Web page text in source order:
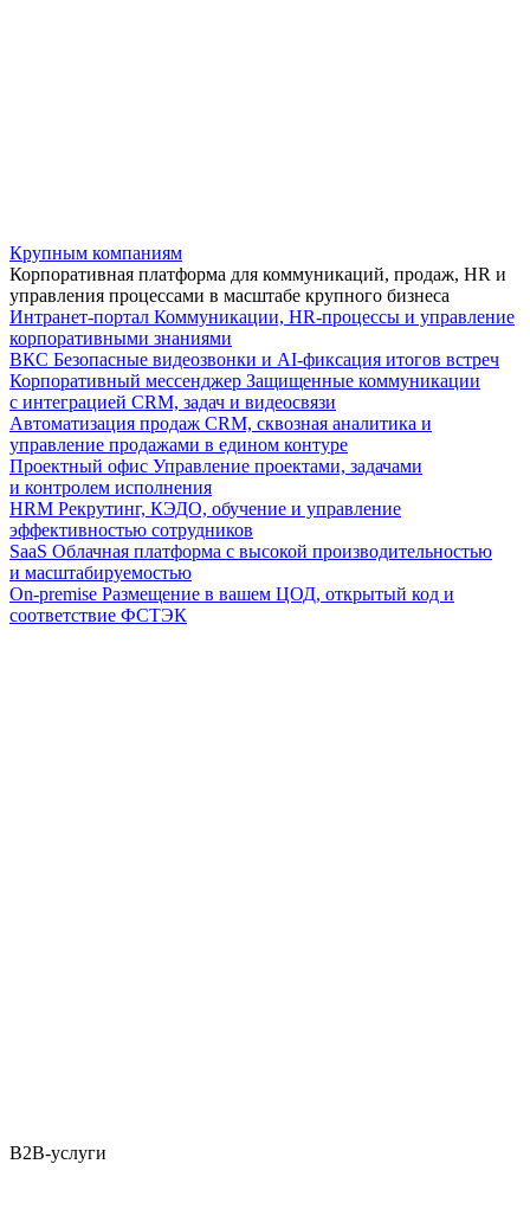
Крупным компаниям
Корпоративная платформа для коммуникаций, продаж, HR и
управления процессами в масштабе крупного бизнеса
Интранет-портал Коммуникации, HR-процессы и управление
корпоративными знаниями
ВКС Безопасные видеозвонки и AI-фиксация итогов встреч
Корпоративный мессенджер Защищенные коммуникации
с интеграцией CRM, задач и видеосвязи
Автоматизация продаж CRM, сквозная аналитика и
управление продажами в едином контуре
Проектный офис Управление проектами, задачами
и контролем исполнения
HRM Рекрутинг, КЭДО, обучение и управление
эффективностью сотрудников
SaaS Облачная платформа с высокой производительностью
и масштабируемостью
On-premise Размещение в вашем ЦОД, открытый код и
соответствие ФСТЭК
B2B-услуги